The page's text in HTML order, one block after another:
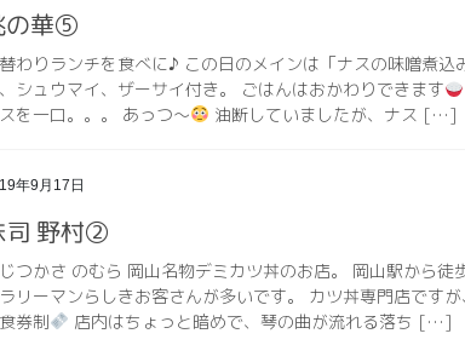
の華⑤
わりランチを食べに♪ この日のメインは「ナスの味噌煮込
シュウマイ、ザーサイ付き。 ごはんはおかわりできます
を一口。。。 あっつ〜
油断していましたが、ナス […]
年9月17日
司 野村②
つかさ のむら 岡山名物デミカツ丼のお店。 岡山駅から徒
リーマンらしきお客さんが多いです。 カツ丼専門店です
券制
店内はちょっと暗めで、琴の曲が流れる落ち […]